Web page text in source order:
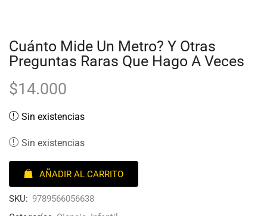
Cuánto Mide Un Metro? Y Otras
Preguntas Raras Que Hago A Veces
$14.000
Sin existencias
Sin existencias
AÑADIR AL CARRITO
SKU: 9789566056638